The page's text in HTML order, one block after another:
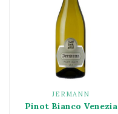
JERMANN
Pinot Bianco Venezia